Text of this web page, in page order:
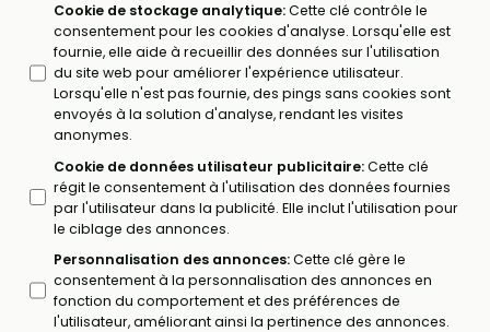
Cookie de stockage analytique:Cette clé contrôle le
consentement pour les cookies d'analyse. Lorsqu'elle est
fournie, elle aide à recueillir des données sur l'utilisation
du site web pour améliorer l'expérience utilisateur.
Lorsqu'elle n'est pas fournie, des pings sans cookies sont
envoyés à la solution d'analyse, rendant les visites
anonymes.
Cookie de données utilisateur publicitaire:Cette clé
régit le consentement à l'utilisation des données fournies
par l'utilisateur dans la publicité. Elle inclut l'utilisation pour
le ciblage des annonces.
Personnalisation des annonces:Cette clé gère le
consentement à la personnalisation des annonces en
fonction du comportement et des préférences de
l'utilisateur, améliorant ainsi la pertinence des annonces.